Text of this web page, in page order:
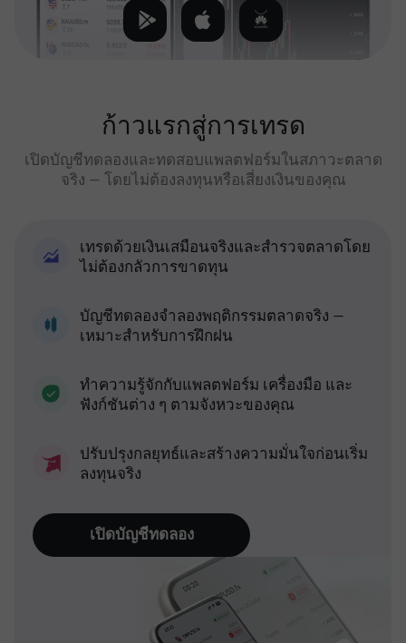
ก้าวแรกสู่การเทรด
เปิดบัญชีทดลองและทดสอบแพลตฟอร์มในสภาวะตลาด
จริง — โดยไม่ต้องลงทุนหรือเสี่ยงเงินของคุณ
เทรดด้วยเงินเสมือนจริงและสำรวจตลาดโดย
ไม่ต้องกลัวการขาดทุน
บัญชีทดลองจำลองพฤติกรรมตลาดจริง —
เหมาะสำหรับการฝึกฝน
ทำความรู้จักกับแพลตฟอร์ม เครื่องมือ และ
ฟังก์ชันต่าง ๆ ตามจังหวะของคุณ
ปรับปรุงกลยุทธ์และสร้างความมั่นใจก่อนเริ่ม
ลงทุนจริง
เปิดบัญชีทดลอง